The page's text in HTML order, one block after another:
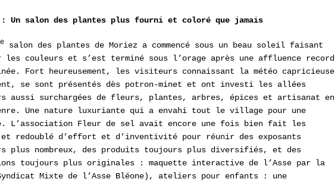
: Un salon des plantes plus fourni et coloré que jamais
salon des plantes de Moriez a commencé sous un beau soleil faisant
les couleurs et s’est terminé sous l’orage après une affluence record
Fort heureusement, les visiteurs connaissant la météo capricieuse
se sont présentés dès potron-minet et ont investi les allées
aussi surchargées de fleurs, plantes, arbres, épices et artisanat en
Une nature luxuriante qui a envahi tout le village pour une
L’association Fleur de sel avait encore une fois bien fait les
et redoublé d’effort et d’inventivité pour réunir des exposants
plus nombreux, des produits toujours plus diversifiés, et des
toujours plus originales : maquette interactive de l’Asse par la
Mixte de l’Asse Bléone), ateliers pour enfants : une